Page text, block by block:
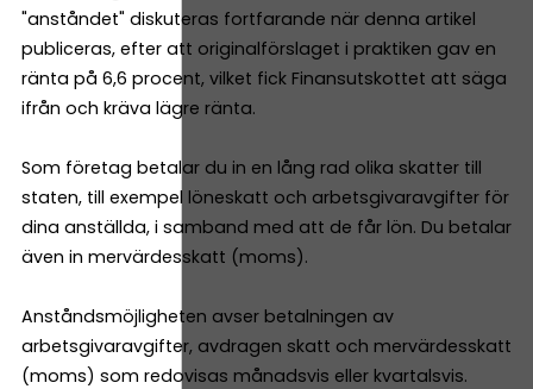
"anståndet" diskuteras fortfarande när denna artikel
publiceras, efter att originalförslaget i praktiken gav en
ränta på 6,6 procent, vilket fick Finansutskottet att säga
ifrån och kräva lägre ränta.
Som företag betalar du in en lång rad olika skatter till
staten, till exempel löneskatt och arbetsgivaravgifter för
dina anställda, i samband med att de får lön. Du betalar
även in mervärdesskatt (moms).
Anståndsmöjligheten avser betalningen av
arbetsgivaravgifter, avdragen skatt och mervärdesskatt
(moms) som redovisas månadsvis eller kvartalsvis.